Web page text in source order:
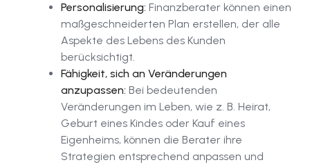
Personalisierung: Finanzberater können einen
maßgeschneiderten Plan erstellen, der alle
Aspekte des Lebens des Kunden
berücksichtigt.
Fähigkeit, sich an Veränderungen
anzupassen: Bei bedeutenden
Veränderungen im Leben, wie z. B. Heirat,
Geburt eines Kindes oder Kauf eines
Eigenheims, können die Berater ihre
Strategien entsprechend anpassen und